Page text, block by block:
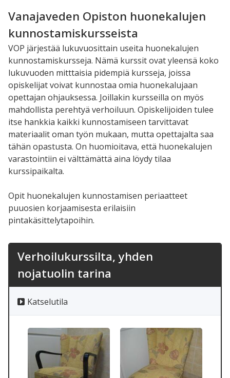
Vanajaveden Opiston huonekalujen
kunnostamiskursseista
VOP järjestää lukuvuosittain useita huonekalujen
kunnostamiskursseja. Nämä kurssit ovat yleensä koko
lukuvuoden mitttaisia pidempiä kursseja, joissa
opiskelijat voivat kunnostaa omia huonekalujaan
opettajan ohjauksessa. Joillakin kursseilla on myös
mahdollista perehtyä verhoiluun. Opiskelijoiden tulee
itse hankkia kaikki kunnostamiseen tarvittavat
materiaalit oman työn mukaan, mutta opettajalta saa
tähän opastusta. On huomioitava, että huonekalujen
varastointiin ei välttämättä aina löydy tilaa
kurssipaikalta.
Opit huonekalujen kunnostamisen periaatteet
puuosien korjaamisesta erilaisiin
pintakäsittelytapoihin.
Verhoilukurssilta, yhden
nojatuolin tarina
Katselutila